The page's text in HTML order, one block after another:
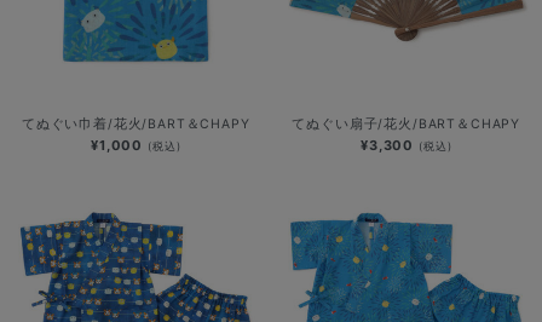
てぬぐい巾着/花火/BART＆CHAPY
¥1,000 (税込)
てぬぐい扇子/花火/BART＆CHAPY
¥3,300 (税込)